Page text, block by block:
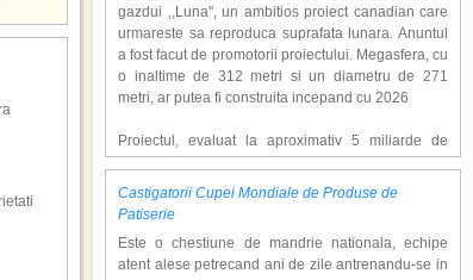
Hotel The Ravenala Attitude
Bucura-te de preturi speciale!
NEW: Early Booking Revelion 2027
Vacante exotice-n Tailanda
gazdui ,,Luna'', un ambitios proiect canadian care
urmareste sa reproduca suprafata lunara. Anuntul
a fost facut de promotorii proiectului. Megasfera, cu
o inaltime de 312 metri si un diametru de 271
metri, ar putea fi construita incepand cu 2026
Proiectul, evaluat la aproximativ 5 miliarde de
dolari, include un complex de 200 de hectare, cu
hoteluri, facilitati de recreere si zone rezidentiale.
Conceptul depaseste ideea unui simplu hotel
milioane de turisti anual. �Luna� ar putea deveni
o atractie de top, 2,5 milioane de vizitatori fiind
Castigatorii Cupei Mondiale de Produse de
Patiserie
Este o chestiune de mandrie nationala, echipe
atent alese petrecand ani de zile antrenandu-se in